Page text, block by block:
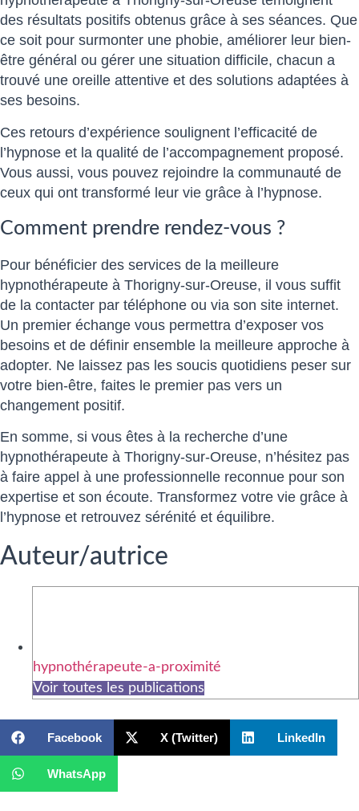
des résultats positifs obtenus grâce à ses séances. Que
ce soit pour surmonter une phobie, améliorer leur bien-
être général ou gérer une situation difficile, chacun a
trouvé une oreille attentive et des solutions adaptées à
ses besoins.
Ces retours d’expérience soulignent l’efficacité de
l’hypnose et la qualité de l’accompagnement proposé.
Vous aussi, vous pouvez rejoindre la communauté de
ceux qui ont transformé leur vie grâce à l’hypnose.
Comment prendre rendez-vous ?
Pour bénéficier des services de la meilleure
hypnothérapeute à Thorigny-sur-Oreuse, il vous suffit
de la contacter par téléphone ou via son site internet.
Un premier échange vous permettra d’exposer vos
besoins et de définir ensemble la meilleure approche à
adopter. Ne laissez pas les soucis quotidiens peser sur
votre bien-être, faites le premier pas vers un
changement positif.
En somme, si vous êtes à la recherche d’une
hypnothérapeute à Thorigny-sur-Oreuse, n’hésitez pas
à faire appel à une professionnelle reconnue pour son
expertise et son écoute. Transformez votre vie grâce à
l’hypnose et retrouvez sérénité et équilibre.
Auteur/autrice
hypnothérapeute-a-proximité
Voir toutes les publications
Facebook X (Twitter) LinkedIn
WhatsApp